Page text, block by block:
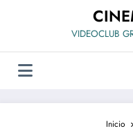
VIDEOCLUB
Inicio